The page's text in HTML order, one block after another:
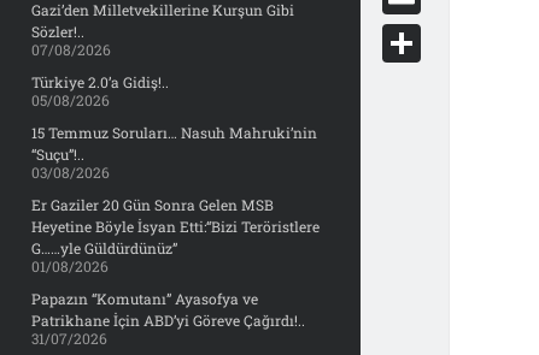
Gazi’den Milletvekillerine Kurşun Gibi
Sözler!..
07/08/2026
Türkiye 2.0’a Gidiş!..
05/08/2026
15 Temmuz Soruları… Nasuh Mahruki’nin
“Suçu”!..
03/08/2026
Er Gaziler 20 Gün Sonra Gelen MSB
Heyetine Böyle İsyan Etti:“Bizi Teröristlere
G……yle Güldürdünüz”
01/08/2026
Papazın “Komutanı” Ayasofya ve
Patrikhane İçin ABD’yi Göreve Çağırdı!..
31/07/2026
y
db
d
d
o
c
E